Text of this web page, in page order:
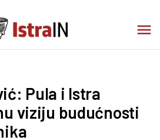
Pula i Istra
viziju budućnosti